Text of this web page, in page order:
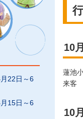
22日～6
15日～6
10
蓮池
来客
10